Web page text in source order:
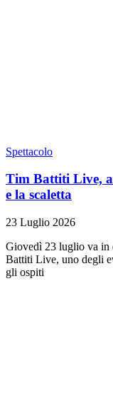
Spettacolo
Tim Battiti Live,
e la scaletta
23 Luglio 2026
Giovedì 23 luglio va in
Battiti Live, uno degli
gli ospiti